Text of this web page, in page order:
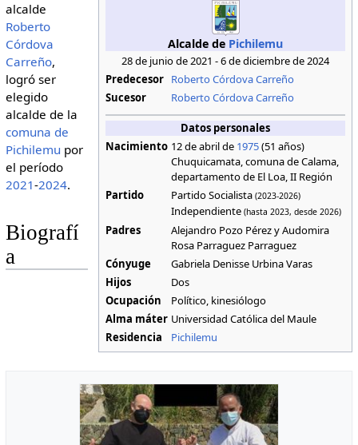
Alcalde de Pichilemu
28 de junio de 2021 - 6 de diciembre de 2024
Predecesor Roberto Córdova Carreño
Sucesor
Roberto Córdova Carreño
Datos personales
Nacimiento 12 de abril de 1975(51 años)
Chuquicamata, comuna de Calama,
departamento de El Loa, II Región
Partido
Partido Socialista(2023-2026)
Independiente(hasta 2023, desde 2026)
Padres
Alejandro Pozo Pérez y Audomira
Rosa Parraguez Parraguez
Cónyuge
Gabriela Denisse Urbina Varas
Hijos
Dos
Ocupación
Político, kinesiólogo
Alma máter Universidad Católica del Maule
Residencia
Pichilemu
alcalde
Roberto
Córdova
Carreño,
logró ser
elegido
alcalde de la
comuna de
Pichilemu por
el período
2021-2024.
Biografí
a